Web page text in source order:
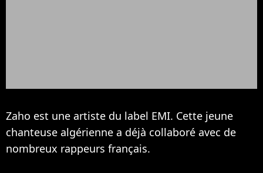
Zaho est une artiste du label EMI. Cette jeune
chanteuse algérienne a déjà collaboré avec de
nombreux rappeurs français.